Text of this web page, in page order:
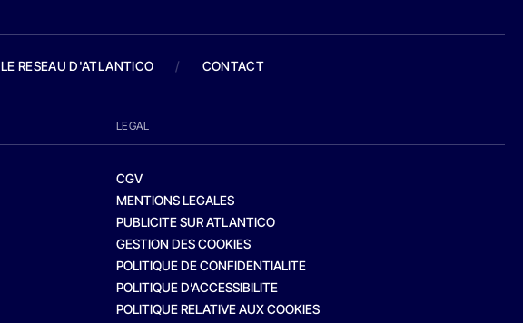
LE RESEAU D'ATLANTICO / CONTACT
LEGAL
CGV
MENTIONS LEGALES
PUBLICITE SUR ATLANTICO
GESTION DES COOKIES
POLITIQUE DE CONFIDENTIALITE
POLITIQUE D’ACCESSIBILITE
POLITIQUE RELATIVE AUX COOKIES